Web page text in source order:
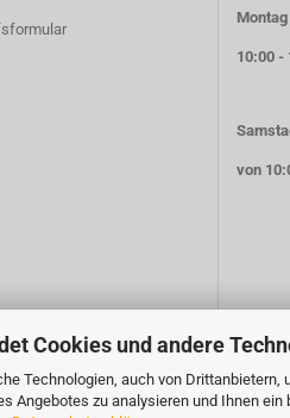
Cookies und andere
Technologien, auch von
Angebotes zu analysieren und Ihnen
10:00 -
von